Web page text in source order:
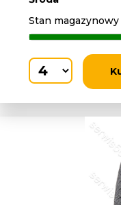
Stan magazynowy